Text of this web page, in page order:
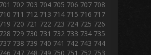
701 702 703 704 705 706 707 708
710 711 712 713 714 715 716 717
719 720 721 722 723 724 725 726
728 729 730 731 732 733 734 735
737 738 739 740 741 742 743 744
746 747 748 749 750 751 752 753